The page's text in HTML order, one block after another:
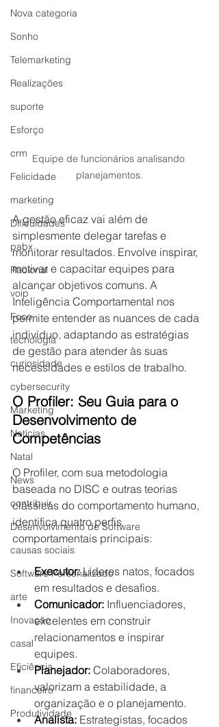
Nova categoria
Sonho
Telemarketing
Realizações
suporte
Esforço
crm
Felicidade
marketing
Dificuldades
pabx
Racional
voip
Foco
tecnologia
curiosidade
cybersecurity
Marketing
Notícias
Natal
News
contribuir
Desenvolvimento de Software
causas sociais
Software Personalizado
arte
Inovação
casal
Eficiência
financeiro
Produtividade
Equipe de funcionários analisando
planejamentos.
A gestão eficaz vai além de
simplesmente delegar tarefas e
monitorar resultados. Envolve inspirar,
motivar e capacitar equipes para
alcançar objetivos comuns. A
Inteligência Comportamental nos
permite entender as nuances de cada
indivíduo, adaptando as estratégias
de gestão para atender às suas
necessidades e estilos de trabalho.
O Profiler: Seu Guia para o
Desenvolvimento de
Competências
O Profiler, com sua metodologia
baseada no DISC e outras teorias
clássicas do comportamento humano,
identifica quatro perfis
comportamentais principais:
Executor: Líderes natos, focados
em resultados e desafios.
Comunicador: Influenciadores,
excelentes em construir
relacionamentos e inspirar
equipes.
Planejador: Colaboradores,
valorizam a estabilidade, a
organização e o planejamento.
Analista: Estrategistas, focados